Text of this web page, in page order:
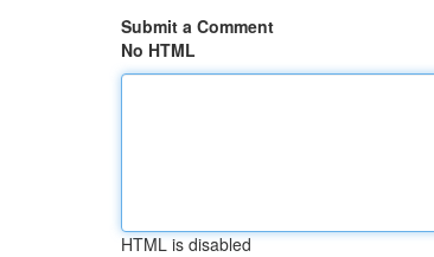
Submit a Comment
No HTML
HTML is disabled